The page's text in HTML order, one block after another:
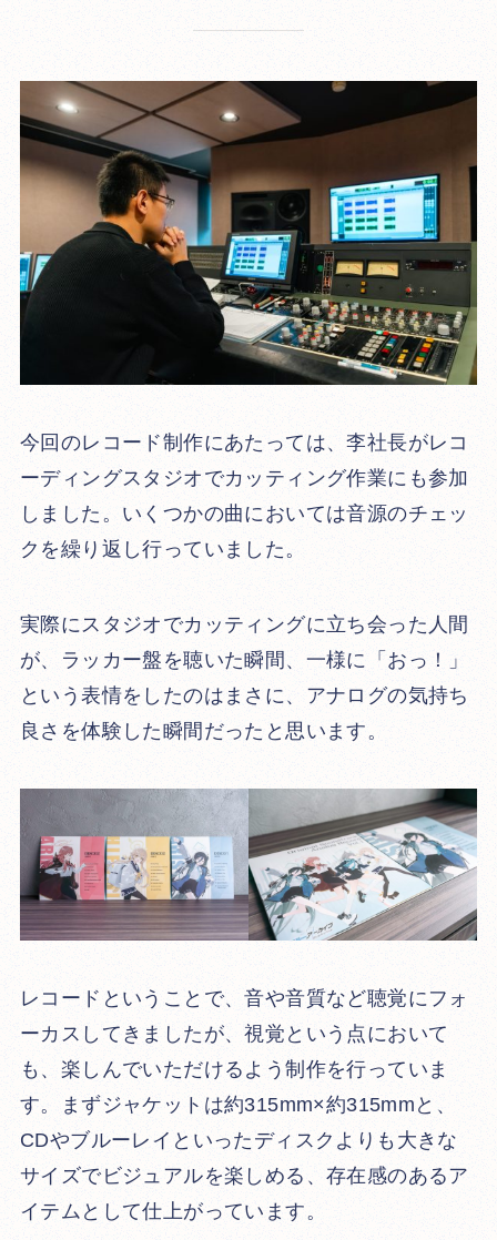
今回のレコード制作にあたっては、李社長がレコ
ーディングスタジオでカッティング作業にも参加
しました。いくつかの曲においては音源のチェッ
クを繰り返し行っていました。
実際にスタジオでカッティングに立ち会った人間
が、ラッカー盤を聴いた瞬間、一様に「おっ！」
という表情をしたのはまさに、アナログの気持ち
良さを体験した瞬間だったと思います。
レコードということで、音や音質など聴覚にフォ
ーカスしてきましたが、視覚という点において
も、楽しんでいただけるよう制作を行っていま
す。まずジャケットは約315mm×約315mmと、
CDやブルーレイといったディスクよりも大きな
サイズでビジュアルを楽しめる、存在感のあるア
イテムとして仕上がっています。